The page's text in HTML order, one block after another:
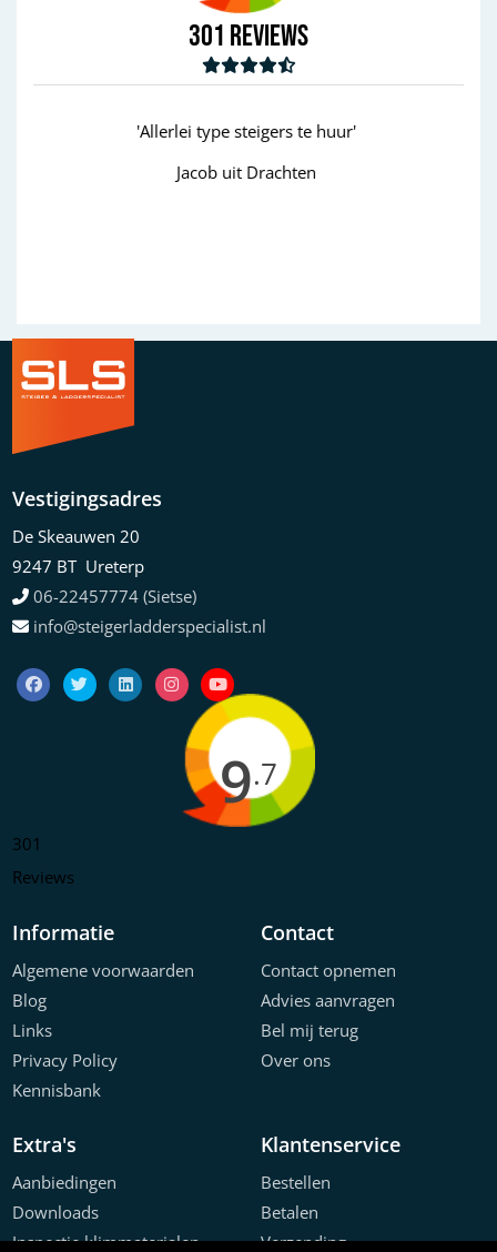
301 Reviews
'goed'
Wim uit Aalten
Vestigingsadres
De Skeauwen 20
9247 BT Ureterp
06-22457774 (Sietse)
info@steigerladderspecialist.nl
9.7
301
Reviews
Informatie
Algemene voorwaarden
Blog
Links
Privacy Policy
Kennisbank
Contact
Contact opnemen
Advies aanvragen
Bel mij terug
Over ons
Extra's
Aanbiedingen
Downloads
Inspectie klimmaterialen
Klantenservice
Bestellen
Betalen
Verzending